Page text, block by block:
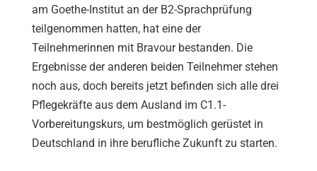
am Goethe-Institut an der B2-Sprachprüfung
teilgenommen hatten, hat eine der
Teilnehmerinnen mit Bravour bestanden. Die
Ergebnisse der anderen beiden Teilnehmer stehen
noch aus, doch bereits jetzt befinden sich alle drei
Pflegekräfte aus dem Ausland im C1.1-
Vorbereitungskurs, um bestmöglich gerüstet in
Deutschland in ihre berufliche Zukunft zu starten.